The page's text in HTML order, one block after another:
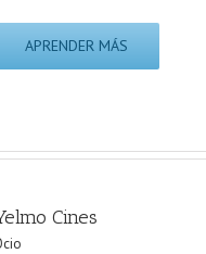
APRENDER MÁS
Cines